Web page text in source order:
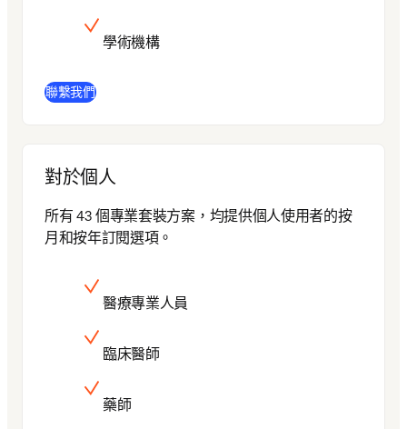
學術機構
聯繫我們
對於個人
所有 43 個專業套裝方案，均提供個人使用者的按
月和按年訂閱選項。
醫療專業人員
臨床醫師
藥師